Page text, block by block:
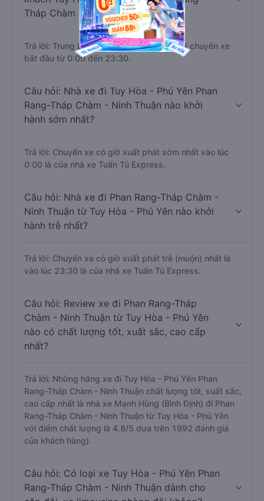
Tháp Chàm - Ninh Thuận ?
Trả lời: Trung bình mỗi ngày có khoảng 46 chuyến xe
bắt đầu từ 0:00 đến 23:30.
Câu hỏi: Nhà xe đi Tuy Hòa - Phú Yên Phan
Rang-Tháp Chàm - Ninh Thuận nào khởi
hành sớm nhất?
Trả lời: Chuyến xe có giờ xuất phát sớm nhất vào lúc
0:00 là của nhà xe Tuấn Tú Express.
Câu hỏi: Nhà xe đi Phan Rang-Tháp Chàm -
Ninh Thuận từ Tuy Hòa - Phú Yên nào khởi
hành trễ nhất?
Trả lời: Chuyến xe có giờ xuất phát trễ (muộn) nhất là
vào lúc 23:30 là của nhà xe Tuấn Tú Express.
Câu hỏi: Review xe đi Phan Rang-Tháp
Chàm - Ninh Thuận từ Tuy Hòa - Phú Yên
nào có chất lượng tốt, xuất sắc, cao cấp
nhất?
Trả lời: Những hãng xe đi Tuy Hòa - Phú Yên Phan
Rang-Tháp Chàm - Ninh Thuận chất lượng tốt, xuất sắc,
cao cấp nhất là nhà xe Mạnh Hùng (Bình Định) đi Phan
Rang-Tháp Chàm - Ninh Thuận từ Tuy Hòa - Phú Yên
với điểm chất lượng là 4.8/5 dựa trên 1992 đánh giá
của khách hàng).
Câu hỏi: Có loại xe Tuy Hòa - Phú Yên Phan
Rang-Tháp Chàm - Ninh Thuận dành cho